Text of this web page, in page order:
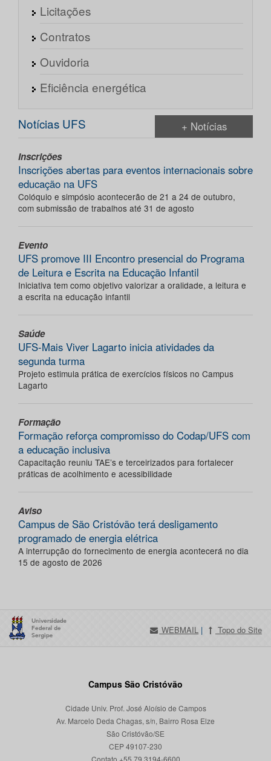
Licitações
Contratos
Ouvidoria
Eficiência energética
Notícias UFS + Notícias
Inscrições
Inscrições abertas para eventos internacionais sobre
educação na UFS
Colóquio e simpósio acontecerão de 21 a 24 de outubro,
com submissão de trabalhos até 31 de agosto
Evento
UFS promove III Encontro presencial do Programa
de Leitura e Escrita na Educação Infantil
Iniciativa tem como objetivo valorizar a oralidade, a leitura e
a escrita na educação infantil
Saúde
UFS-Mais Viver Lagarto inicia atividades da
segunda turma
Projeto estimula prática de exercícios físicos no Campus
Lagarto
Formação
Formação reforça compromisso do Codap/UFS com
a educação inclusiva
Capacitação reuniu TAE’s e terceirizados para fortalecer
práticas de acolhimento e acessibilidade
Aviso
Campus de São Cristóvão terá desligamento
programado de energia elétrica
A interrupção do fornecimento de energia acontecerá no dia
15 de agosto de 2026
WEBMAIL | Topo do Site
Campus São Cristóvão
Cidade Univ. Prof. José Aloísio de Campos
Av. Marcelo Deda Chagas, s/n, Bairro Rosa Elze
São Cristóvão/SE
CEP 49107-230